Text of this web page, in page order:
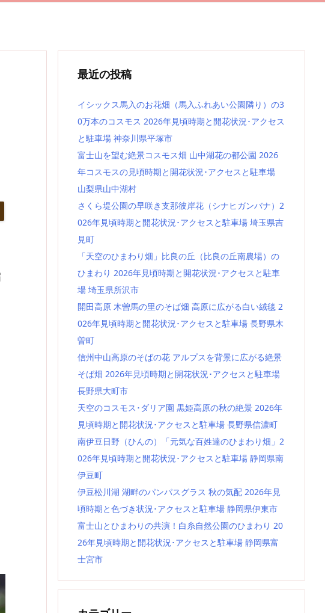
最近の投稿
イシックス馬入のお花畑（馬入ふれあい公園隣り）の3
0万本のコスモス 2026年見頃時期と開花状況･アクセス
と駐車場 神奈川県平塚市
富士山を望む絶景コスモス畑 山中湖花の都公園 2026
年コスモスの見頃時期と開花状況･アクセスと駐車場
山梨県山中湖村
さくら堤公園の早咲き支那彼岸花（シナヒガンバナ）2
026年見頃時期と開花状況･アクセスと駐車場 埼玉県吉
見町
「天空のひまわり畑」比良の丘（比良の丘南農場）の
ひまわり 2026年見頃時期と開花状況･アクセスと駐車
場 埼玉県所沢市
開田高原 木曽馬の里のそば畑 高原に広がる白い絨毯 2
026年見頃時期と開花状況･アクセスと駐車場 長野県木
曽町
信州中山高原のそばの花 アルプスを背景に広がる絶景
そば畑 2026年見頃時期と開花状況･アクセスと駐車場
長野県大町市
天空のコスモス･ダリア園 黒姫高原の秋の絶景 2026年
見頃時期と開花状況･アクセスと駐車場 長野県信濃町
南伊豆日野（ひんの）「元気な百姓達のひまわり畑」2
026年見頃時期と開花状況･アクセスと駐車場 静岡県南
伊豆町
伊豆松川湖 湖畔のパンパスグラス 秋の気配 2026年見
頃時期と色づき状況･アクセスと駐車場 静岡県伊東市
富士山とひまわりの共演！白糸自然公園のひまわり 20
26年見頃時期と開花状況･アクセスと駐車場 静岡県富
士宮市